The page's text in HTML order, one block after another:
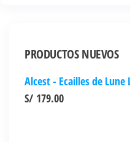
PRODUCTOS NUEVOS
Alcest - Ecailles de
S/ 179.00